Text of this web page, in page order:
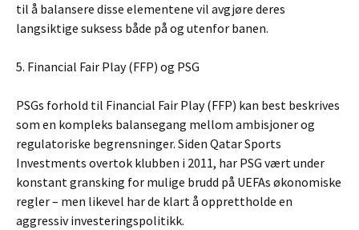
til å balansere disse elementene vil avgjøre deres
langsiktige suksess både på og utenfor banen.
5. Financial Fair Play (FFP) og PSG
PSGs forhold til Financial Fair Play (FFP) kan best beskrives
som en kompleks balansegang mellom ambisjoner og
regulatoriske begrensninger. Siden Qatar Sports
Investments overtok klubben i 2011, har PSG vært under
konstant gransking for mulige brudd på UEFAs økonomiske
regler – men likevel har de klart å opprettholde en
aggressiv investeringspolitikk.